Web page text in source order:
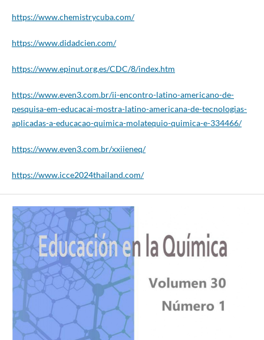
https://www.chemistrycuba.com/
https://www.didadcien.com/
https://www.epinut.org.es/CDC/8/index.htm
https://www.even3.com.br/ii-encontro-latino-americano-de-
pesquisa-em-educacai-mostra-latino-americana-de-tecnologias-
aplicadas-a-educacao-quimica-molatequio-quimica-e-334466/
https://www.even3.com.br/xxiieneq/
https://www.icce2024thailand.com/